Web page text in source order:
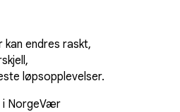
endres raskt,
løpsopplevelser.
i NorgeVær